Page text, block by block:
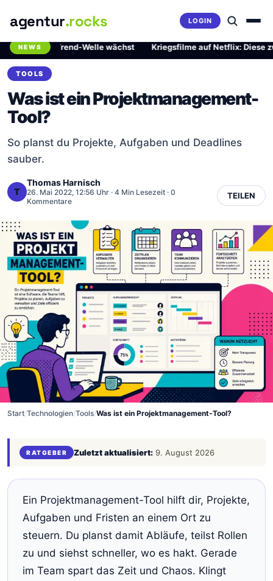
agentur.rocks LOGIN
NEWS
Breaking News Ticker
Trend-Welle wächst· Kriegsfilme auf Netflix: Diese zwei
TOOLS
Was ist ein Projektmanagement-
Tool?
So planst du Projekte, Aufgaben und Deadlines
sauber.
T
Thomas Harnisch
26. Mai 2022, 12:56 Uhr · 4 Min Lesezeit · 0
Kommentare
TEILEN
Start/Technologien/Tools/Was ist ein Projektmanagement-Tool?
RATGEBER Zuletzt aktualisiert: 9. August 2026
Ein Projektmanagement-Tool hilft dir, Projekte,
Aufgaben und Fristen an einem Ort zu
steuern. Du planst damit Abläufe, teilst Rollen
zu und siehst schneller, wo es hakt. Gerade
im Team spart das Zeit und Chaos. Klingt